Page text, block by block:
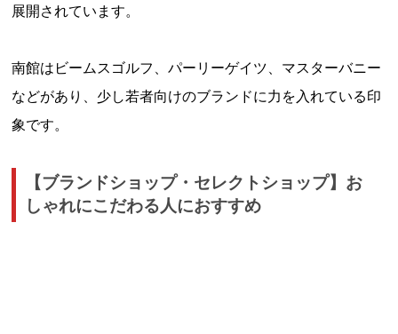
展開されています。
南館はビームスゴルフ、パーリーゲイツ、マスターバニー
などがあり、少し若者向けのブランドに力を入れている印
象です。
【ブランドショップ・セレクトショップ】お
しゃれにこだわる人におすすめ